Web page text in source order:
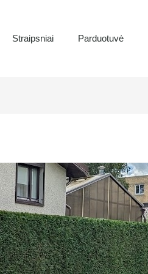
Straipsniai Parduotuvė